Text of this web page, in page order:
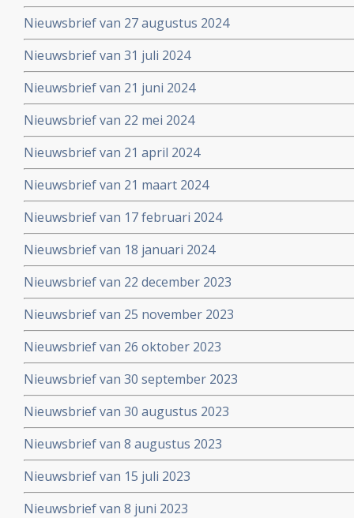
Nieuwsbrief van 27 augustus 2024
Nieuwsbrief van 31 juli 2024
Nieuwsbrief van 21 juni 2024
Nieuwsbrief van 22 mei 2024
Nieuwsbrief van 21 april 2024
Nieuwsbrief van 21 maart 2024
Nieuwsbrief van 17 februari 2024
Nieuwsbrief van 18 januari 2024
Nieuwsbrief van 22 december 2023
Nieuwsbrief van 25 november 2023
Nieuwsbrief van 26 oktober 2023
Nieuwsbrief van 30 september 2023
Nieuwsbrief van 30 augustus 2023
Nieuwsbrief van 8 augustus 2023
Nieuwsbrief van 15 juli 2023
Nieuwsbrief van 8 juni 2023